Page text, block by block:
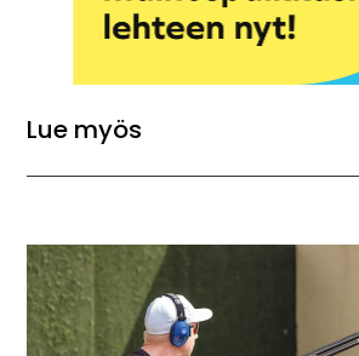
Lue myös